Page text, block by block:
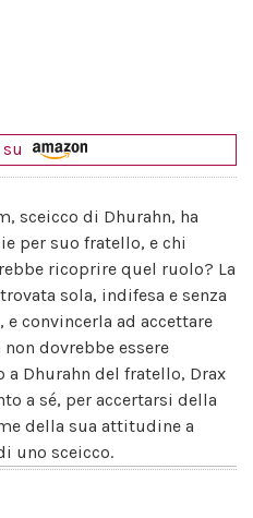
sceicco di Dhurahn, ha
per suo fratello, e chi
ricoprire quel ruolo? La
sola, indifesa e senza
convincerla ad accettare
dovrebbe essere
Dhurahn del fratello, Drax
a sé, per accertarsi della
della sua attitudine a
uno sceicco.